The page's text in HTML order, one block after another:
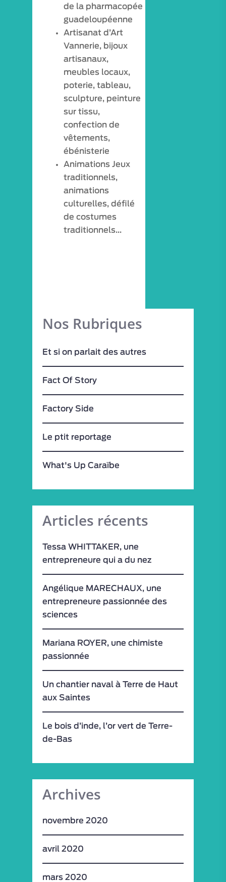
de la pharmacopée
guadeloupéenne
Artisanat d’Art
Vannerie, bijoux
artisanaux,
meubles locaux,
poterie, tableau,
sculpture, peinture
sur tissu,
confection de
vêtements,
ébénisterie
Animations Jeux
traditionnels,
animations
culturelles, défilé
de costumes
traditionnels…
Nos Rubriques
Et si on parlait des autres
Fact Of Story
Factory Side
Le ptit reportage
What's Up Caraïbe
Articles récents
Tessa WHITTAKER, une
entrepreneure qui a du nez
Angélique MARECHAUX, une
entrepreneure passionnée des
sciences
Mariana ROYER, une chimiste
passionnée
Un chantier naval à Terre de Haut
aux Saintes
Le bois d’inde, l’or vert de Terre-
de-Bas
Archives
novembre 2020
avril 2020
mars 2020
VISITES